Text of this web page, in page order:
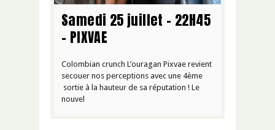
Samedi 25 juillet – 22H45
– PIXVAE
Colombian crunch L’ouragan Pixvae revient
secouer nos perceptions avec une 4ème
sortie à la hauteur de sa réputation ! Le
nouvel